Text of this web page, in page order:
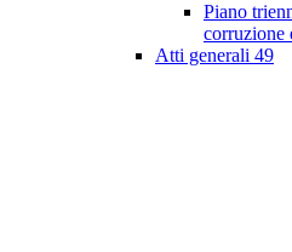
Piano
corruzione
Atti generali 49